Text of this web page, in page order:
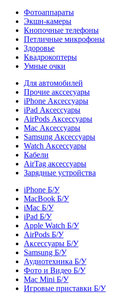
Фотоаппараты
Экшн-камеры
Кнопочные телефоны
Петличные микрофоны
Здоровье
Квадрокоптеры
Умные очки
Для автомобилей
Прочие акссесуары
iPhone Аксессуары
iPad Аксессуары
AirPods Аксессуары
Mac Аксессуары
Samsung Аксессуары
Watch Аксессуары
Кабели
AirTag аксессуары
Зарядные устройства
iPhone Б/У
MacBook Б/У
iMac Б/У
iPad Б/У
Apple Watch Б/У
AirPods Б/У
Аксессуары Б/У
Samsung Б/У
Аудиотехника Б/У
Фото и Видео Б/У
Mac Mini Б/У
Игровые приставки Б/У